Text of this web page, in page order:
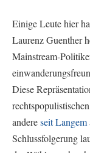
Einige Leute hier
Laurenz Guenther
Mainstream-
Diese
andereseit Langem
Schlussfolgerung